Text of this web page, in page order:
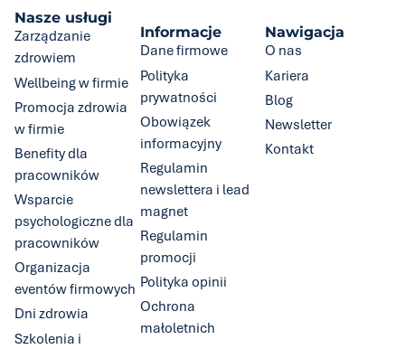
Nasze usługi
Zarządzanie
zdrowiem
Wellbeing w firmie
Promocja zdrowia
w firmie
Benefity dla
pracowników
Wsparcie
psychologiczne dla
pracowników
Organizacja
eventów firmowych
Dni zdrowia
Szkolenia i
Informacje
Dane firmowe
Polityka
prywatności
Obowiązek
informacyjny
Regulamin
newslettera i lead
magnet
Regulamin
promocji
Polityka opinii
Ochrona
małoletnich
Nawigacja
O nas
Kariera
Blog
Newsletter
Kontakt